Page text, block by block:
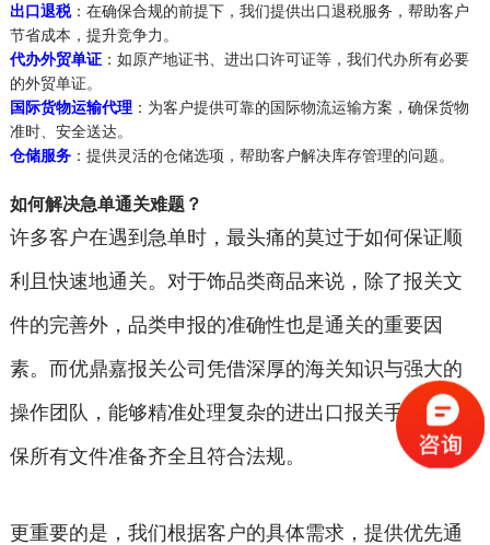
出口退税：在确保合规的前提下，我们提供出口退税服务，帮助客户
节省成本，提升竞争力。
代办外贸单证：如原产地证书、进出口许可证等，我们代办所有必要
的外贸单证。
国际货物运输代理：为客户提供可靠的国际物流运输方案，确保货物
准时、安全送达。
仓储服务：提供灵活的仓储选项，帮助客户解决库存管理的问题。
如何解决急单通关难题？
许多客户在遇到急单时，最头痛的莫过于如何保证顺
利且快速地通关。对于饰品类商品来说，除了报关文
件的完善外，品类申报的准确性也是通关的重要因
素。而优鼎嘉报关公司凭借深厚的海关知识与强大的
操作团队，能够精准处理复杂的进出口报关手续，确
保所有文件准备齐全且符合法规。
更重要的是，我们根据客户的具体需求，提供优先通